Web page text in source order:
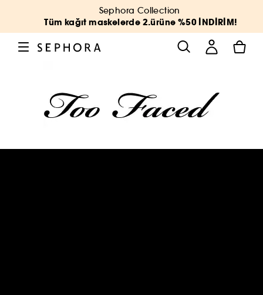
Sephora Collection
Tüm kağıt maskelerde 2.ürüne %50 İNDİRİM!